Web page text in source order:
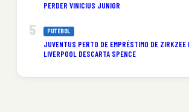
PERDER VINICIUS JUNIOR
FUTEBOL
JUVENTUS PERTO DE EMPRÉSTIMO DE ZIRKZEE
LIVERPOOL DESCARTA SPENCE